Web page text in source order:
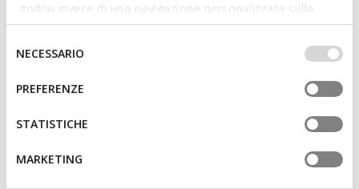
godrai invece di una navigazione personalizzata sulla
base dei tuoi gusti ed interessi. Selezionando
IMPOSTAZIONI potrai anche scegliere quali cookies ed
altri strumenti di tracciamento autorizzare. Per maggiori
informazioni o per modificare in qualsiasi momento le
tue impostazioni, visita la nostra
consenso
NECESSARIO
PREFERENZE
STATISTICHE
MARKETING
Thickness of sole: 5,5 cm / 2,2"
Materials